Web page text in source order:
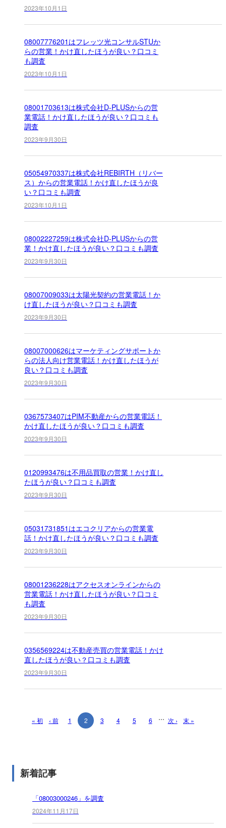
2023年10月1日
08007776201はフレッツ光コンサルSTUか
らの営業！かけ直したほうが良い？口コミ
も調査
2023年10月1日
08001703613は株式会社D-PLUSからの営
業電話！かけ直したほうが良い？口コミも
調査
2023年9月30日
05054970337は株式会社REBIRTH（リバー
ス）からの営業電話！かけ直したほうが良
い？口コミも調査
2023年10月1日
08002227259は株式会社D-PLUSからの営
業！かけ直したほうが良い？口コミも調査
2023年9月30日
08007009033は太陽光契約の営業電話！か
け直したほうが良い？口コミも調査
2023年9月30日
08007000626はマーケティングサポートか
らの法人向け営業電話！かけ直したほうが
良い？口コミも調査
2023年9月30日
0367573407はPIM不動産からの営業電話！
かけ直したほうが良い？口コミも調査
2023年9月30日
0120993476は不用品買取の営業！かけ直し
たほうが良い？口コミも調査
2023年9月30日
05031731851はエコクリアからの営業電
話！かけ直したほうが良い？口コミも調査
2023年9月30日
08001236228はアクセスオンラインからの
営業電話！かけ直したほうが良い？口コミ
も調査
2023年9月30日
0356569224は不動産売買の営業電話！かけ
直したほうが良い？口コミも調査
2023年9月30日
« 初 ‹ 前 1 2 3 4 5 6 ... 次 › 末 »
新着記事
「08003000246」を調査
2024年11月17日